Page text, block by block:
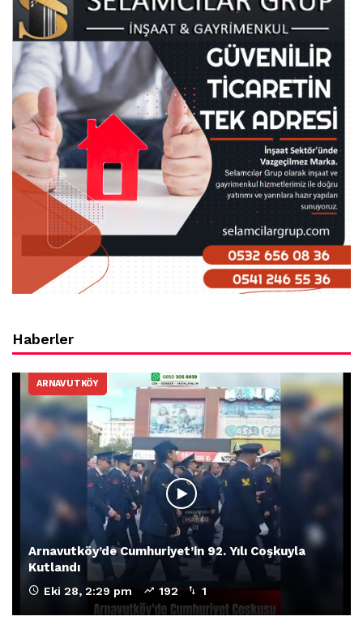
Haberler
ARNAVUTKÖY
Arnavutköy’de Cumhuriyet’in 92. Yılı Coşkuyla
Kutlandı
Eki 28, 2:29 pm 192 1